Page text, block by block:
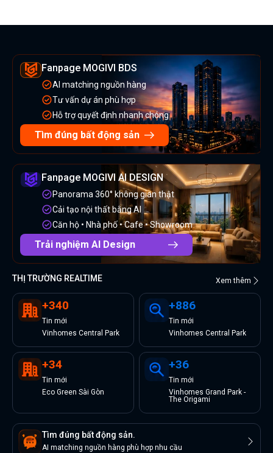
Fanpage MOGIVI BDS
AI matching nguồn hàng
Tư vấn dự án phù hợp
Hỗ trợ quyết định nhanh chóng
Tìm đúng bất động sản
Fanpage MOGIVI AI DESIGN
Panorama 360° không gian thật
Cải tạo nội thất bằng AI
Căn hộ • Nhà phố • Cafe • Showroom
Trải nghiệm AI Design
THỊ TRƯỜNG REALTIME Xem thêm
+340
Tin mới
Vinhomes Central Park
+886
Tin mới
Vinhomes Central Park
+34
Tin mới
Eco Green Sài Gòn
+36
Tin mới
Vinhomes Grand Park -
The Origami
Tìm đúng bất động sản.
AI matching nguồn hàng phù hợp nhu cầu